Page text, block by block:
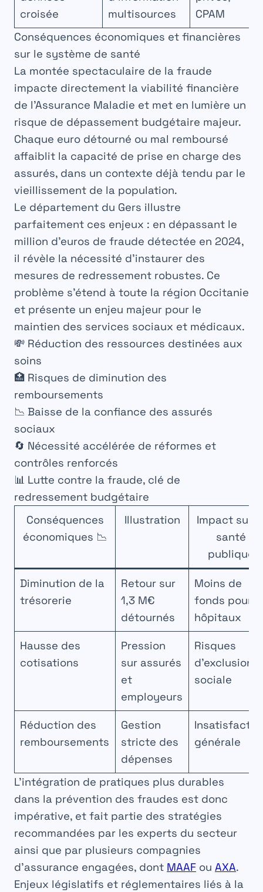
croisée
multisources
CPAM
Conséquences économiques et financières
sur le système de santé
La montée spectaculaire de la fraude
impacte directement la viabilité financière
de l’Assurance Maladie et met en lumière un
risque de dépassement budgétaire majeur.
Chaque euro détourné ou mal remboursé
affaiblit la capacité de prise en charge des
assurés, dans un contexte déjà tendu par le
vieillissement de la population.
Le département du Gers illustre
parfaitement ces enjeux : en dépassant le
million d’euros de fraude détectée en 2024,
il révèle la nécessité d’instaurer des
mesures de redressement robustes. Ce
problème s’étend à toute la région Occitanie
et présente un enjeu majeur pour le
maintien des services sociaux et médicaux.
💸 Réduction des ressources destinées aux
soins
🏥 Risques de diminution des
remboursements
📉 Baisse de la confiance des assurés
sociaux
🔄 Nécessité accélérée de réformes et
contrôles renforcés
📊 Lutte contre la fraude, clé de
redressement budgétaire
Conséquences
économiques 📉
Illustration
Impact sur
santé
publique
Diminution de la
trésorerie
Retour sur
1,3 M€
détournés
Moins de
fonds pour
hôpitaux
Hausse des
cotisations
Pression
sur assurés
et
employeurs
Risques
d’exclusion
sociale
Réduction des
remboursements
Gestion
stricte des
dépenses
générale
L’intégration de pratiques plus durables
dans la prévention des fraudes est donc
impérative, et fait partie des stratégies
recommandées par les experts du secteur
ainsi que par plusieurs compagnies
d’assurance engagées, dont MAAF ou AXA.
Enjeux législatifs et réglementaires liés à la